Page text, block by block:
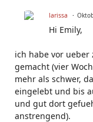
larissa
Hi Emily,
ich habe vor ueber
gemacht (vier
mehr als schwer,
eingelebt und bis
und gut dort
anstrengend).